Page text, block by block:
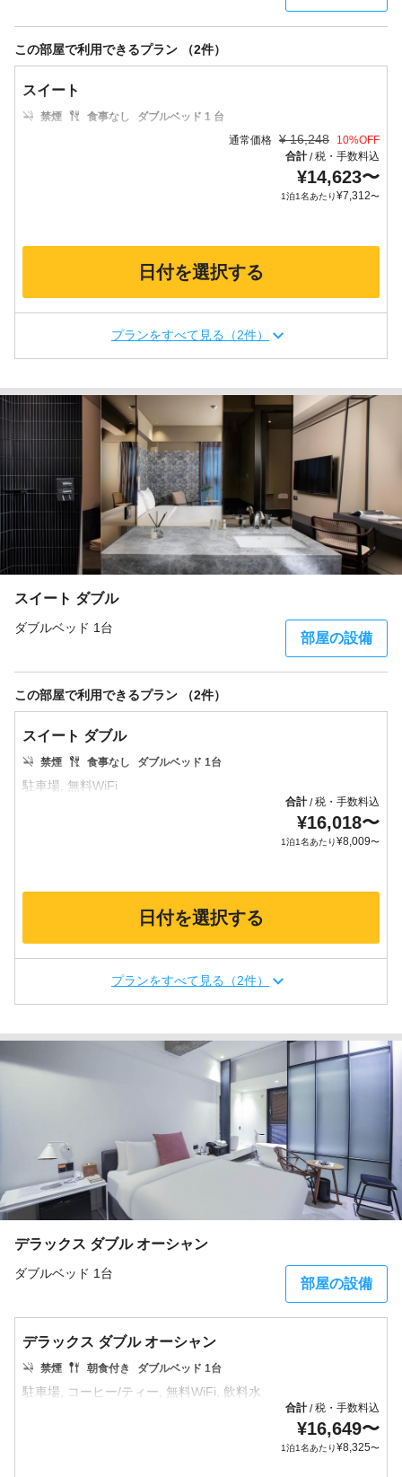
この部屋で利用できるプラン （2件）
スイート
禁煙 食事なし
ダブルベッド 1 台
通常価格 ¥ 16,248 10%OFF
合計/税・手数料込
¥14,623〜
1泊1名あたり¥7,312〜
日付を選択する
プランをすべて見る（2件）
スイート ダブル
ダブルベッド 1台
部屋の設備
この部屋で利用できるプラン （2件）
スイート ダブル
禁煙 食事なし ダブルベッド 1台
合計/税・手数料込
¥16,018〜
1泊1名あたり¥8,009〜
日付を選択する
プランをすべて見る（2件）
デラックス ダブル オーシャン
ダブルベッド 1台
部屋の設備
デラックス ダブル オーシャン
禁煙 朝食付き ダブルベッド 1台
合計/税・手数料込
¥16,649〜
1泊1名あたり¥8,325〜